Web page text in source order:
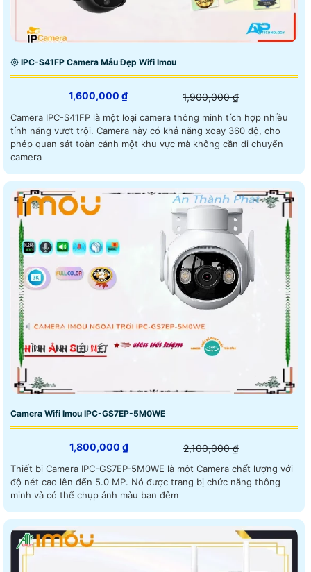
۞ IPC-S41FP Camera Mẫu Đẹp Wifi Imou
1,600,000 ₫ 1,900,000 ₫
Camera IPC-S41FP là một loại camera thông minh tích hợp nhiều
tính năng vượt trội. Camera này có khả năng xoay 360 độ, cho
phép quan sát toàn cảnh một khu vực mà không cần di chuyển
camera
Camera Wifi Imou IPC-GS7EP-5M0WE
1,800,000 ₫ 2,100,000 ₫
Thiết bị Camera IPC-GS7EP-5M0WE là một Camera chất lượng với
độ nét cao lên đến 5.0 MP. Nó được trang bị chức năng thông
minh và có thể chụp ảnh màu ban đêm